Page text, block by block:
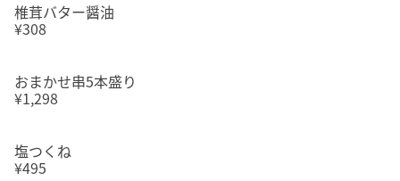
椎茸バター醤油
¥308
おまかせ串5本盛り
¥1,298
塩つくね
¥495